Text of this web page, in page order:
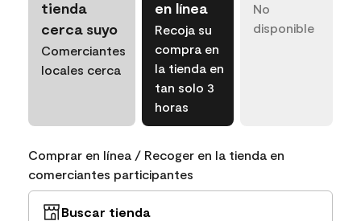
tienda
cerca suyo
Comerciantes
locales cerca
en línea
Recoja su
compra en
la tienda en
tan solo 3
horas
No
disponible
Comprar en línea / Recoger en la tienda en
comerciantes participantes
Buscar tienda